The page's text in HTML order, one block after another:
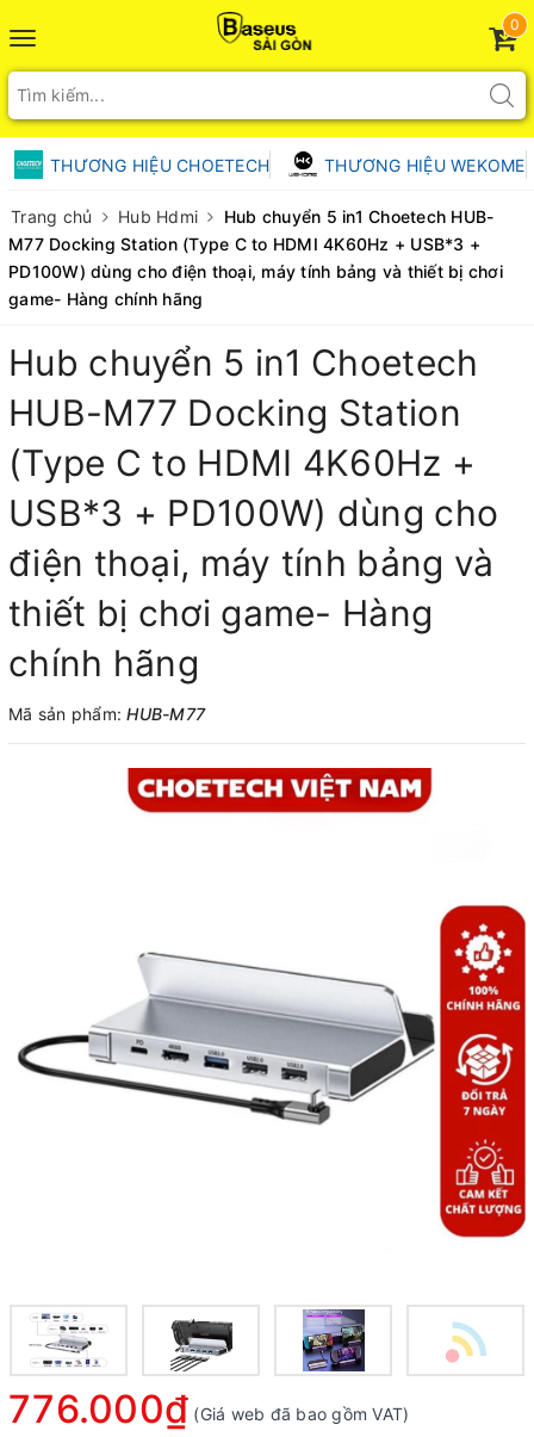
Toggle
navigation
0
THƯƠNG HIỆU CHOETECH THƯƠNG HIỆU WEKOME
Trang chủ Hub Hdmi
Hub chuyển 5 in1 Choetech HUB-
M77 Docking Station (Type C to HDMI 4K60Hz + USB*3 +
PD100W) dùng cho điện thoại, máy tính bảng và thiết bị chơi
game- Hàng chính hãng
Hub chuyển 5 in1 Choetech
HUB-M77 Docking Station
(Type C to HDMI 4K60Hz +
USB*3 + PD100W) dùng cho
điện thoại, máy tính bảng và
thiết bị chơi game- Hàng
chính hãng
Mã sản phẩm:HUB-M77
776.000₫ (Giá web đã bao gồm VAT)